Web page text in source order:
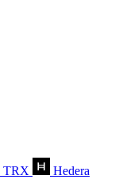
TRX
Hedera